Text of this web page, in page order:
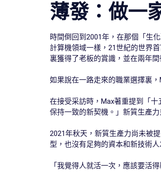
薄發：做一
時間倒回到2001年，在那個「生
計算機領域一樣，21世紀的世界
裏獲得了老板的賞識，並在兩年
如果說在一路走來的職業選擇裏
在接受采訪時，Max著重提到「
保持一致的新契機。」新質生產
2021年秋天，新質生產力尚未被
型，也沒有足夠的資本和新技術
「我覺得人就活一次，應該要活